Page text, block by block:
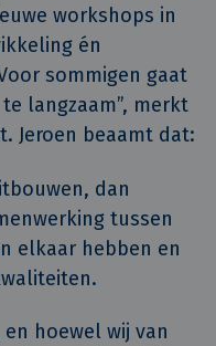
workshops in
én
sommigen gaat
langzaam”, merkt
Jeroen beaamt dat:
dan
tussen
elkaar hebben en
hoewel wij van